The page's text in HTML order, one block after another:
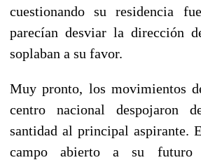
cuestionando su residencia
parecían desviar la dirección
soplaban a su favor.
Muy pronto, los movimientos
centro nacional despojaron
santidad al principal aspirante.
campo abierto a su futuro